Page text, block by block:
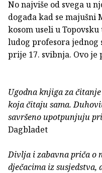
No najviše od svega u
događa kad se majušni
kosom useli u
ludog profesora jednog
prije 17. svibnja. Ovo
Ugodna knjiga za
koja čitaju sama.
savršeno upotpunjuju
Dagbladet
Divlja i zabavna priča o
dječacima iz